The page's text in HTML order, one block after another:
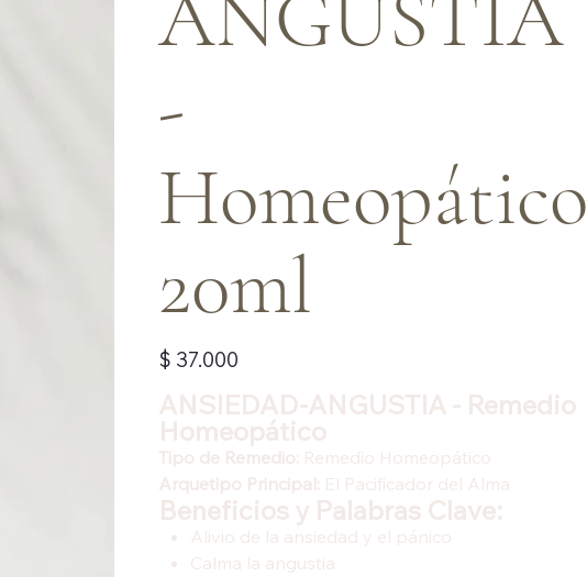
ANGUSTIA
-
Homeopático
20ml
Precio
$ 37.000
ANSIEDAD-ANGUSTIA - Remedio
Homeopático
Tipo de Remedio: Remedio Homeopático
Arquetipo Principal: El Pacificador del Alma
Beneficios y Palabras Clave:
Alivio de la ansiedad y el pánico
Calma la angustia